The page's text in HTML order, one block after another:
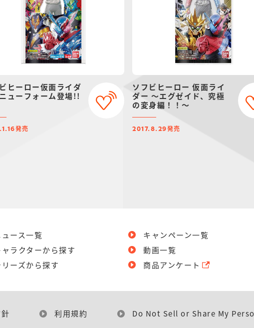
ヒーロー仮面ライダ
ューフォーム登場!!
発売
ソフビヒーロー 仮面ライ
ダー ～エグゼイド、究極
の変身編！！～
2017.8.29発売
ュース一覧
ャラクターから探す
リーズから探す
キャンペーン一覧
動画一覧
商品アンケート
利用規約 Do Not Sell or Share My